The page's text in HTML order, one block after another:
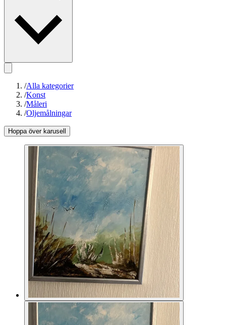
/Alla kategorier
/Konst
/Måleri
/Oljemålningar
Hoppa över karusell